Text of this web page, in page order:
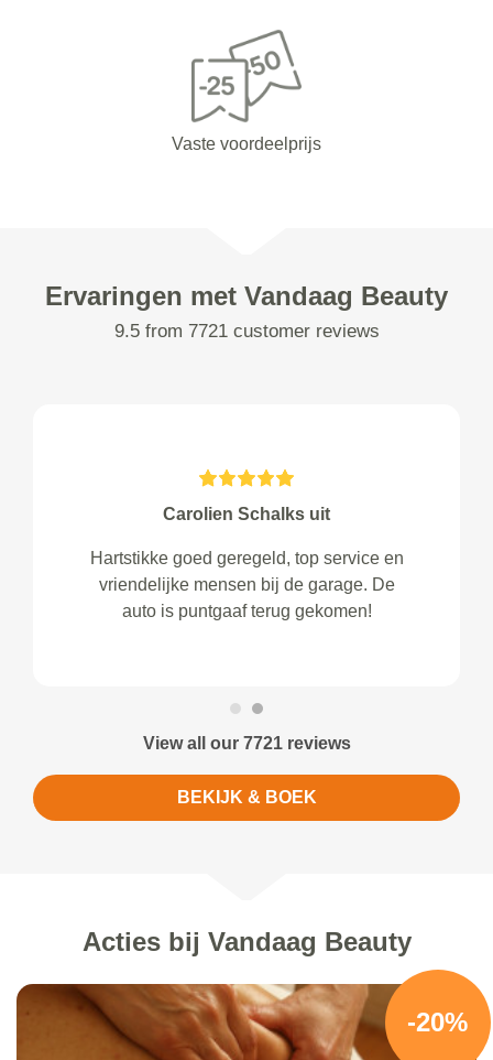
Vaste voordeelprijs
Ervaringen met Vandaag Beauty
9.5 from 7721 customer reviews
Carolien Schalks uit
Hartstikke goed geregeld, top service en
vriendelijke mensen bij de garage. De
auto is puntgaaf terug gekomen!
View all our 7721 reviews
BEKIJK & BOEK
Acties bij Vandaag Beauty
-20%